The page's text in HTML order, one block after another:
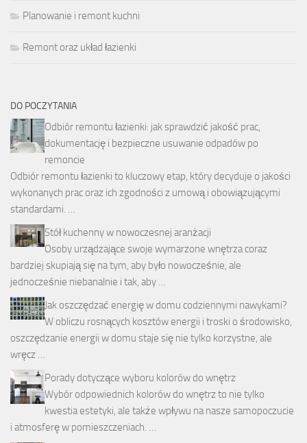
Planowanie i remont kuchni
Remont oraz układ łazienki
DO POCZYTANIA
Odbiór remontu łazienki: jak sprawdzić jakość prac,
dokumentację i bezpieczne usuwanie odpadów po
remoncie
Odbiór remontu łazienki to kluczowy etap, który decyduje o jakości
wykonanych prac oraz ich zgodności z umową i obowiązującymi
standardami. …
Stół kuchenny w nowoczesnej aranżacji
Osoby urządzające swoje wymarzone wnętrza coraz
bardziej skupiają się na tym, aby było nowocześnie, ale
jednocześnie niebanalnie i tak, aby …
Jak oszczędzać energię w domu codziennymi nawykami?
W obliczu rosnących kosztów energii i troski o środowisko,
oszczędzanie energii w domu staje się nie tylko korzystne, ale
wręcz …
Porady dotyczące wyboru kolorów do wnętrz
Wybór odpowiednich kolorów do wnętrz to nie tylko
kwestia estetyki, ale także wpływu na nasze samopoczucie
i atmosferę w pomieszczeniach. …